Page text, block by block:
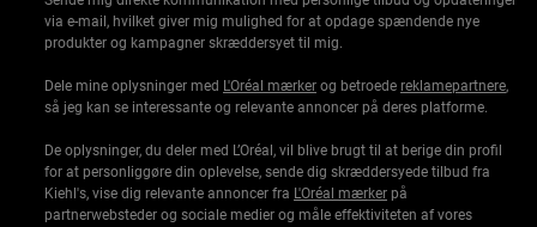
via e-mail, hvilket giver mig mulighed for at opdage spændende nye
produkter og kampagner skræddersyet til mig.
Dele mine oplysninger med L'Oréal mærker og betroede reklamepartnere,
så jeg kan se interessante og relevante annoncer på deres platforme.
De oplysninger, du deler med L’Oréal, vil blive brugt til at berige din profil
for at personliggøre din oplevelse, sende dig skræddersyede tilbud fra
Kiehl's, vise dig relevante annoncer fra L'Oréal mærker på
partnerwebsteder og sociale medier og måle effektiviteten af vores